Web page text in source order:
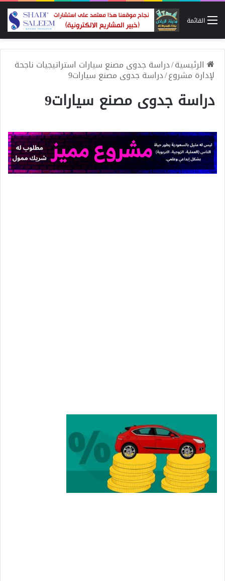
القائمة
الرئيسية/دراسة جدوى مصنع سيارات استراتيجيات ناجحة
لإدارة مشروع/دراسة جدوى مصنع سيارات9
دراسة جدوى مصنع سيارات9